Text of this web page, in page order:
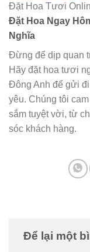
Đặt Hoa Tươi
Đặt Hoa Ngay
Nghĩa
Đừng để dịp quan
Hãy đặt hoa tươi
Đông Anh để gửi
yêu. Chúng tôi
sắm tuyệt vời, từ
sóc khách hàng.
Để lại một